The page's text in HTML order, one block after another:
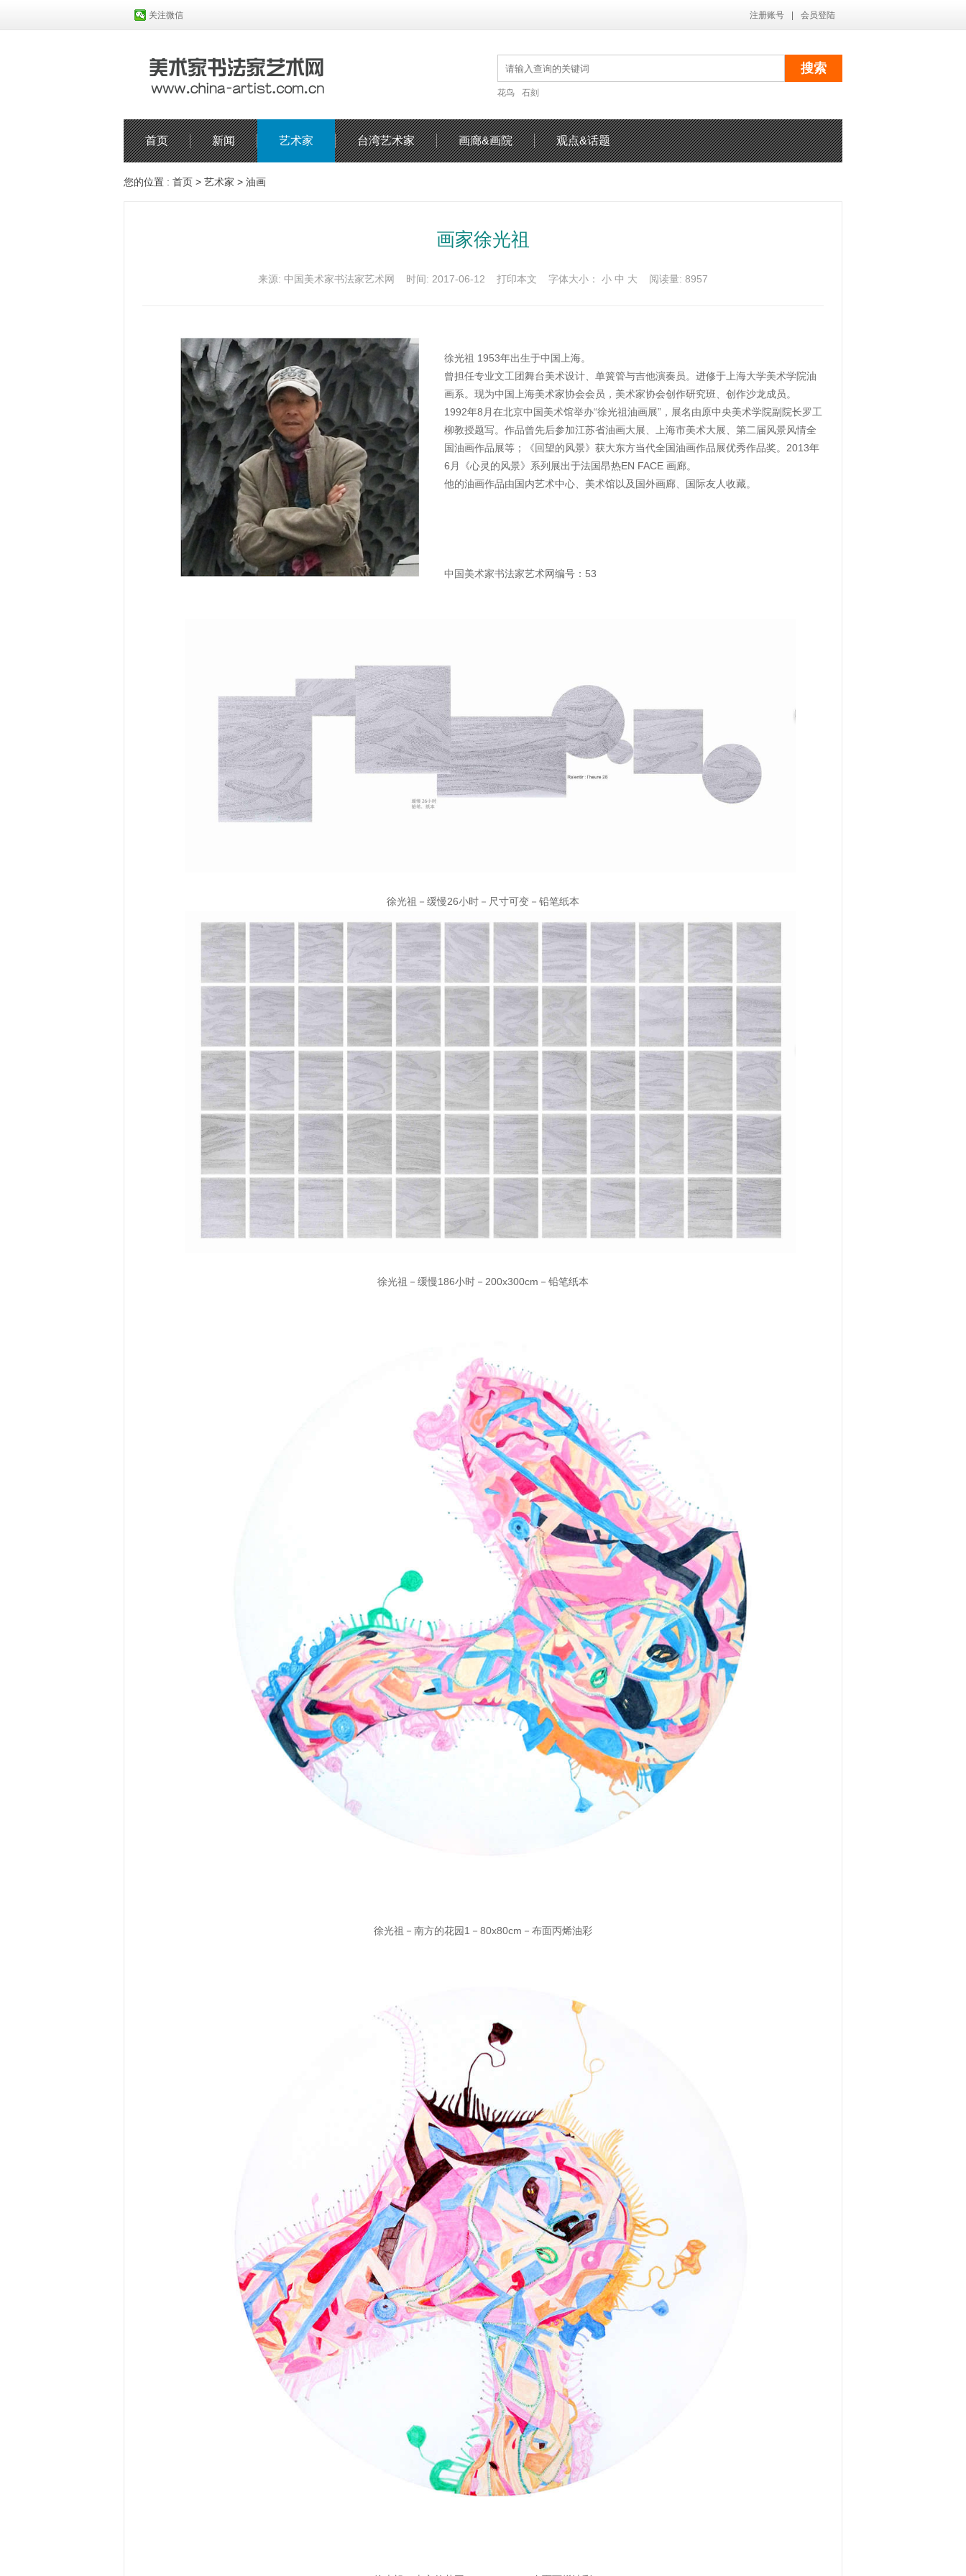
关注微信 注册账号 会员登陆
花鸟 石刻
首页 新闻 艺术家 台湾艺术家 画廊&画院 观点&话题
您的位置 : 首页 > 艺术家 > 油画
画家徐光祖
来源: 中国美术家书法家艺术网 时间: 2017-06-12 打印本文 字体大小： 小 中 大 阅读量: 8957
徐光祖 1953年出生于中国上海。
曾担任专业文工团舞台美术设计、单簧管与吉他演奏员。进修于上海大学美术学院油
画系。现为中国上海美术家协会会员，美术家协会创作研究班、创作沙龙成员。
1992年8月在北京中国美术馆举办“徐光祖油画展”，展名由原中央美术学院副院长罗工
柳教授题写。作品曾先后参加江苏省油画大展、上海市美术大展、第二届风景风情全
国油画作品展等；《回望的风景》获大东方当代全国油画作品展优秀作品奖。2013年
6月《心灵的风景》系列展出于法国昂热EN FACE 画廊。
他的油画作品由国内艺术中心、美术馆以及国外画廊、国际友人收藏。
中国美术家书法家艺术网编号：53
徐光祖－缓慢26小时－尺寸可变－铅笔纸本
徐光祖－缓慢186小时－200x300cm－铅笔纸本
徐光祖－南方的花园1－80x80cm－布面丙烯油彩